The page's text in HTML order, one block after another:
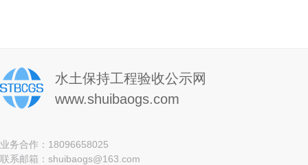
水土保持工程验收公示网
www.shuibaogs.com
业务合作：18096658025
联系邮箱：shuibaogs@163.com